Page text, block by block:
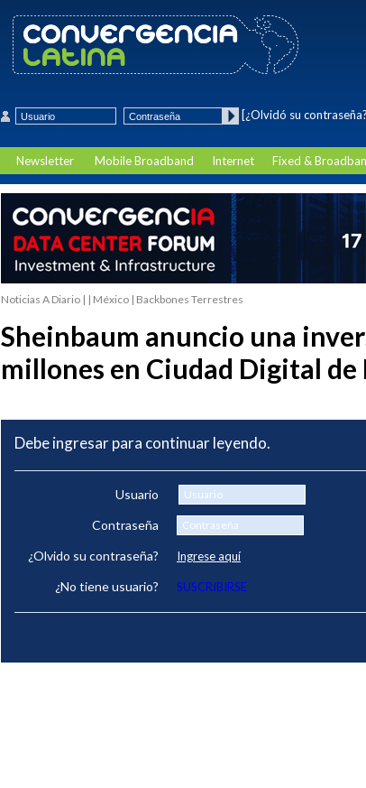
[¿Olvidó su
Newsletter Mobile Broadband Internet Fixed &
Noticias A Diario | | México | Backbones Terrestres
Sheinbaum anuncio una
millones en Ciudad Digital de
Debe ingresar para continuar leyendo.
Usuario
Contraseña
¿Olvido su contraseña?
Ingrese aquí
¿No tiene usuario? SUSCRIBIRSE